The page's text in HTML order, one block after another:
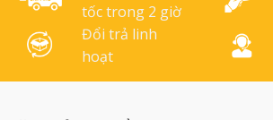
tốc trong 2 giờ
Đổi trả linh
hoạt